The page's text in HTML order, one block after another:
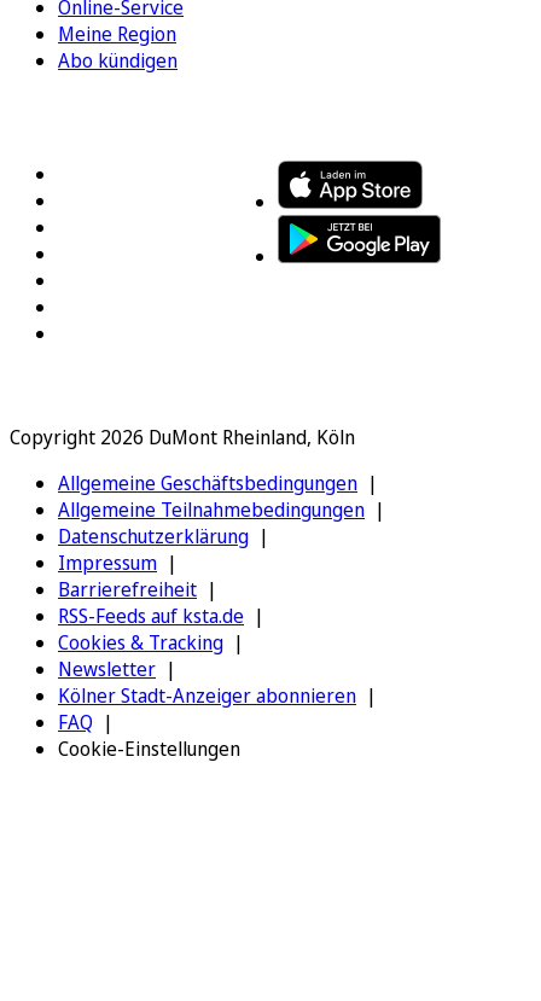
Online-Service
Meine Region
Abo kündigen
Copyright 2026 DuMont Rheinland, Köln
Allgemeine Geschäftsbedingungen
Allgemeine Teilnahmebedingungen
Datenschutzerklärung
Impressum
Barrierefreiheit
RSS-Feeds auf ksta.de
Cookies & Tracking
Newsletter
Kölner Stadt-Anzeiger abonnieren
FAQ
Cookie-Einstellungen